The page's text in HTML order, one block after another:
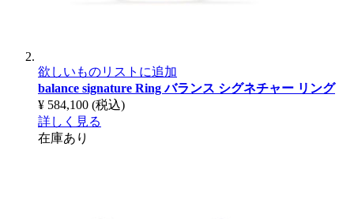
欲しいものリストに追加
balance signature Ringバランス シグネチャー リング
¥ 584,100 (税込)
詳しく見る
在庫あり